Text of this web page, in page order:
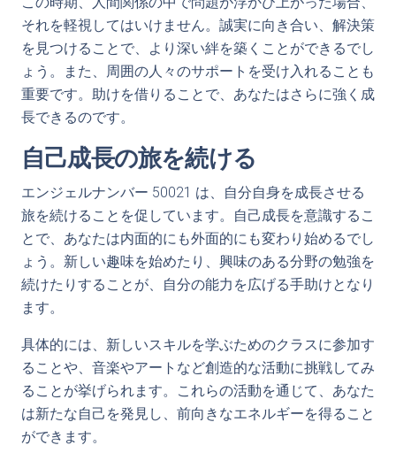
それを軽視してはいけません。誠実に向き合い、解決策
を見つけることで、より深い絆を築くことができるでし
ょう。また、周囲の人々のサポートを受け入れることも
重要です。助けを借りることで、あなたはさらに強く成
長できるのです。
自己成長の旅を続ける
エンジェルナンバー 50021 は、自分自身を成長させる
旅を続けることを促しています。自己成長を意識するこ
とで、あなたは内面的にも外面的にも変わり始めるでし
ょう。新しい趣味を始めたり、興味のある分野の勉強を
続けたりすることが、自分の能力を広げる手助けとなり
ます。
具体的には、新しいスキルを学ぶためのクラスに参加す
ることや、音楽やアートなど創造的な活動に挑戦してみ
ることが挙げられます。これらの活動を通じて、あなた
は新たな自己を発見し、前向きなエネルギーを得ること
ができます。